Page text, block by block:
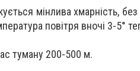
мінлива хмарність,
повітря вночі 3-5°
туману 200-500 м.